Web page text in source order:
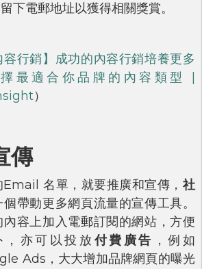
下電郵地址以獲得相關獎賞。
容行銷】成功的內容行銷培養更多
最適合你品牌的內容類型 |
）
傳
名單，就要推廣和宣傳， 社
帶動更多網頁流量的宣傳工具。
容上加入電郵訂閱的網站，方便
，亦可以投放付費廣告 ，例如
Ads，大大增加品牌網頁的曝光